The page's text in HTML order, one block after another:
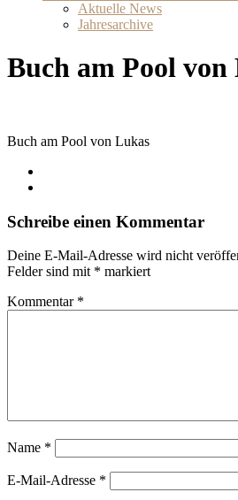
Aktuelle News
Jahresarchive
Buch am Pool von
Buch am Pool von Lukas
Schreibe einen Kommentar
Deine E-Mail-Adresse wird nicht
Felder sind mit * markiert
Kommentar *
Name *
E-Mail-Adresse *